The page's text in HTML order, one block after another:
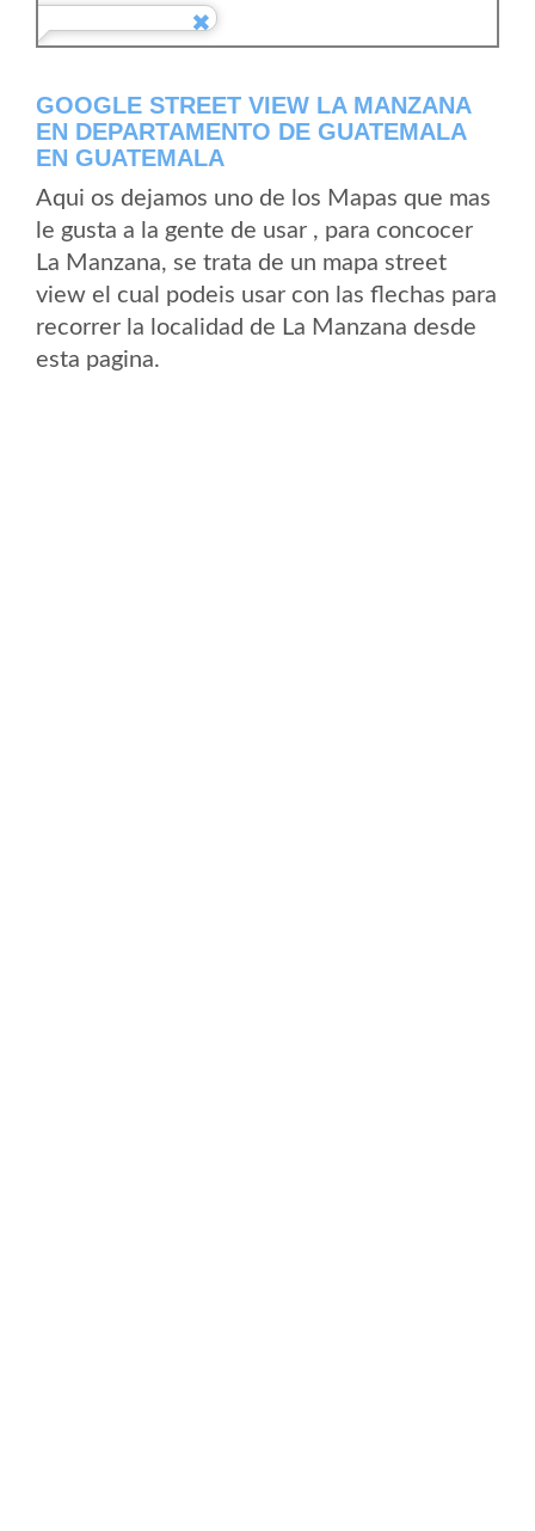
GOOGLE STREET VIEW LA MANZANA
EN DEPARTAMENTO DE GUATEMALA
EN GUATEMALA
Aqui os dejamos uno de los Mapas que mas
le gusta a la gente de usar , para concocer
La Manzana, se trata de un mapa street
view el cual podeis usar con las flechas para
recorrer la localidad de La Manzana desde
esta pagina.